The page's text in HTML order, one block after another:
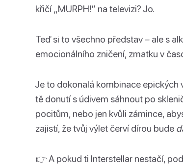
křičí „MURPH!“ na televizi? Jo.
Teď si to všechno představ – ale s
emocionálního zničení, zmatku v
Je to dokonalá kombinace epických
tě donutí s údivem sáhnout po
pocitům, nebo jen kvůli zámince,
zajistí, že tvůj výlet červí dírou bude
👉 A pokud ti Interstellar nestačí,